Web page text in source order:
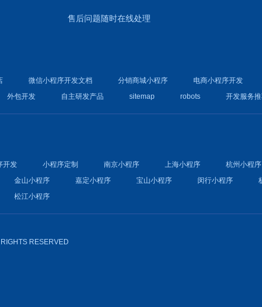
售后问题随时在线处理
微信小程序开发文档 分销商城小程序 电商小程序开发
外包开发 自主研发产品 sitemap robots 开发服务
开发 小程序定制 南京小程序 上海小程序 杭州小程序
金山小程序 嘉定小程序 宝山小程序 闵行小程序
松江小程序
RESERVED